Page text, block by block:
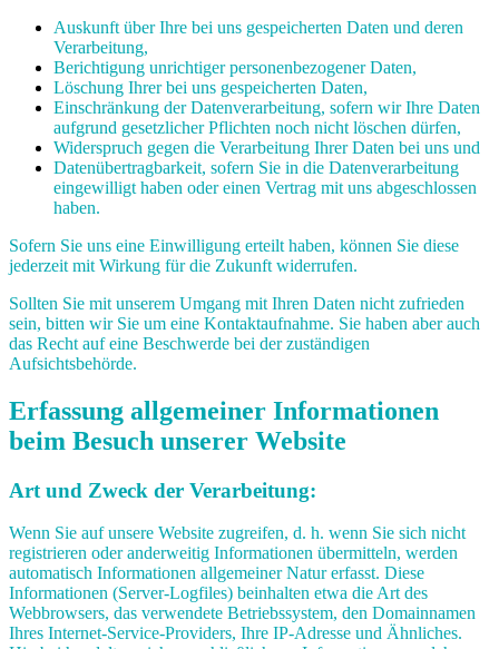
Auskunft über Ihre bei uns gespeicherten Daten und deren
Verarbeitung,
Berichtigung unrichtiger personenbezogener Daten,
Löschung Ihrer bei uns gespeicherten Daten,
Einschränkung der Datenverarbeitung, sofern wir Ihre Daten
aufgrund gesetzlicher Pflichten noch nicht löschen dürfen,
Widerspruch gegen die Verarbeitung Ihrer Daten bei uns und
Datenübertragbarkeit, sofern Sie in die Datenverarbeitung
eingewilligt haben oder einen Vertrag mit uns abgeschlossen
haben.
Sofern Sie uns eine Einwilligung erteilt haben, können Sie diese
jederzeit mit Wirkung für die Zukunft widerrufen.
Sollten Sie mit unserem Umgang mit Ihren Daten nicht zufrieden
sein, bitten wir Sie um eine Kontaktaufnahme. Sie haben aber auch
das Recht auf eine Beschwerde bei der zuständigen
Aufsichtsbehörde.
Erfassung allgemeiner Informationen
beim Besuch unserer Website
Art und Zweck der Verarbeitung:
Wenn Sie auf unsere Website zugreifen, d. h. wenn Sie sich nicht
registrieren oder anderweitig Informationen übermitteln, werden
automatisch Informationen allgemeiner Natur erfasst. Diese
Informationen (Server-Logfiles) beinhalten etwa die Art des
Webbrowsers, das verwendete Betriebssystem, den Domainnamen
Ihres Internet-Service-Providers, Ihre IP-Adresse und Ähnliches.